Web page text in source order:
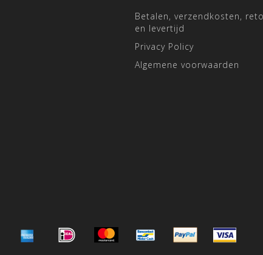
Betalen, verzendkosten,
en levertijd
Privacy Policy
Algemene voorwaarden